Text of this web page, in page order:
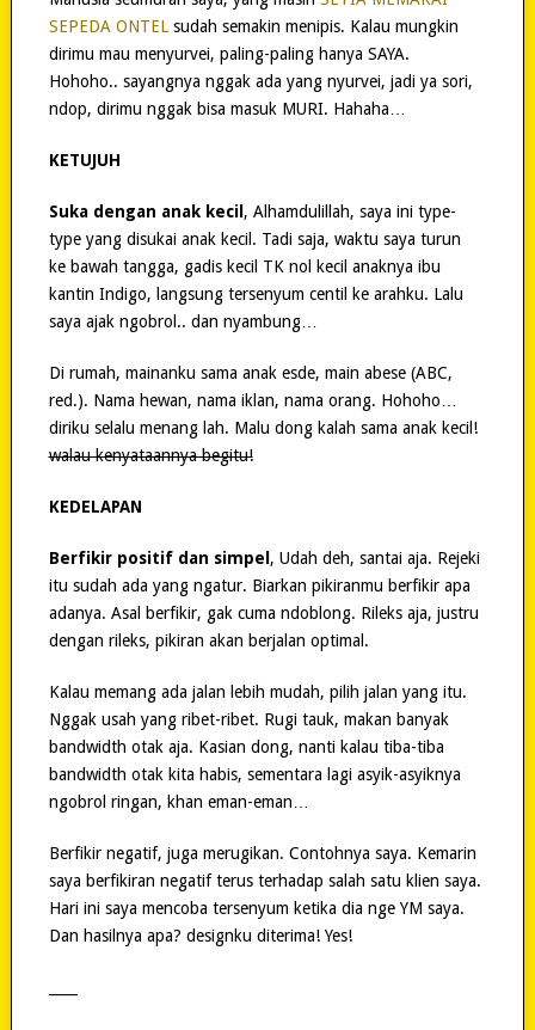
SEPEDA ONTELsudah semakin menipis. Kalau mungkin
dirimu mau menyurvei, paling-paling hanya SAYA.
Hohoho.. sayangnya nggak ada yang nyurvei, jadi ya sori,
ndop, dirimu nggak bisa masuk MURI. Hahaha…
KETUJUH
Suka dengan anak kecil , Alhamdulillah, saya ini type-
type yang disukai anak kecil. Tadi saja, waktu saya turun
ke bawah tangga, gadis kecil TK nol kecil anaknya ibu
kantin Indigo, langsung tersenyum centil ke arahku. Lalu
saya ajak ngobrol.. dan nyambung…
Di rumah, mainanku sama anak esde, main abese (ABC,
red.). Nama hewan, nama iklan, nama orang. Hohoho…
diriku selalu menang lah. Malu dong kalah sama anak kecil!
walau kenyataannya begitu!
KEDELAPAN
Berfikir positif dan simpel , Udah deh, santai aja. Rejeki
itu sudah ada yang ngatur. Biarkan pikiranmu berfikir apa
adanya. Asal berfikir, gak cuma ndoblong. Rileks aja, justru
dengan rileks, pikiran akan berjalan optimal.
Kalau memang ada jalan lebih mudah, pilih jalan yang itu.
Nggak usah yang ribet-ribet. Rugi tauk, makan banyak
bandwidth otak aja. Kasian dong, nanti kalau tiba-tiba
bandwidth otak kita habis, sementara lagi asyik-asyiknya
ngobrol ringan, khan eman-eman…
Berfikir negatif, juga merugikan. Contohnya saya. Kemarin
saya berfikiran negatif terus terhadap salah satu klien saya.
Hari ini saya mencoba tersenyum ketika dia nge YM saya.
Dan hasilnya apa? designku diterima! Yes!